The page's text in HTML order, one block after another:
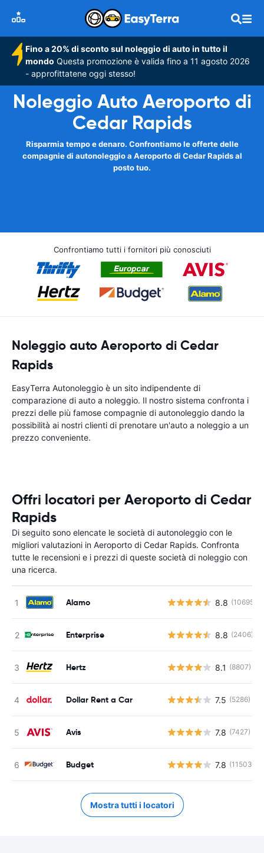
Fino a 20% di sconto sul noleggio di auto in tutto il
mondo Questa promozione è valida fino a 11 agosto 2026
- approfittatene oggi stesso!
Noleggio Auto Aeroporto di
Cedar Rapids
Risparmia tempo e denaro. Confrontiamo le offerte delle
compagnie di autonoleggio a Aeroporto di Cedar Rapids al
posto tuo.
Confrontiamo tutti i fornitori più conosciuti
Noleggio auto Aeroporto di Cedar
Rapids
EasyTerra Autonoleggio è un sito indipendente di
comparazione di auto a noleggio. Il nostro sistema confronta i
prezzi delle più famose compagnie di autonoleggio dando la
possibilità ai nostri clienti di prenotare un'auto a noleggio a un
prezzo conveniente.
Offri locatori per Aeroporto di Cedar
Rapids
Di seguito sono elencate le società di autonoleggio con le
migliori valutazioni in Aeroporto di Cedar Rapids. Confronta
tutte le recensioni e i prezzi di queste società di noleggio con
una ricerca.
Alamo 8.8 (10695)
Enterprise 8.8 (2406)
Hertz 8.1 (8807)
Dollar Rent a Car 7.5 (5286)
Avis 7.8 (7427)
Budget 7.8 (11503)
Mostra tutti i locatori